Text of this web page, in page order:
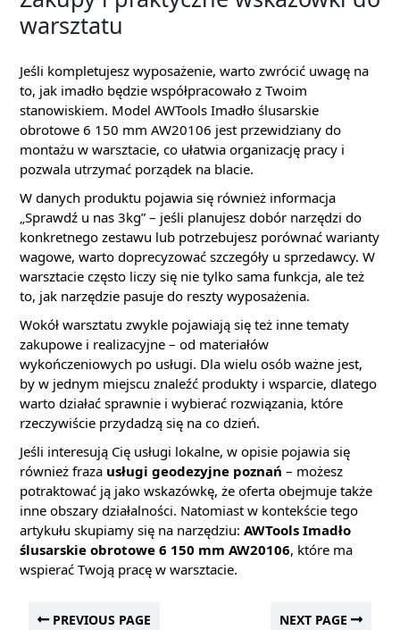
warsztatu
Jeśli kompletujesz wyposażenie, warto zwrócić uwagę na
to, jak imadło będzie współpracowało z Twoim
stanowiskiem. Model AWTools Imadło ślusarskie
obrotowe 6 150 mm AW20106 jest przewidziany do
montażu w warsztacie, co ułatwia organizację pracy i
pozwala utrzymać porządek na blacie.
W danych produktu pojawia się również informacja
„Sprawdź u nas 3kg” – jeśli planujesz dobór narzędzi do
konkretnego zestawu lub potrzebujesz porównać warianty
wagowe, warto doprecyzować szczegóły u sprzedawcy. W
warsztacie często liczy się nie tylko sama funkcja, ale też
to, jak narzędzie pasuje do reszty wyposażenia.
Wokół warsztatu zwykle pojawiają się też inne tematy
zakupowe i realizacyjne – od materiałów
wykończeniowych po usługi. Dla wielu osób ważne jest,
by w jednym miejscu znaleźć produkty i wsparcie, dlatego
warto działać sprawnie i wybierać rozwiązania, które
rzeczywiście przydadzą się na co dzień.
Jeśli interesują Cię usługi lokalne, w opisie pojawia się
również fraza usługi geodezyjne poznań – możesz
potraktować ją jako wskazówkę, że oferta obejmuje także
inne obszary działalności. Natomiast w kontekście tego
artykułu skupiamy się na narzędziu: AWTools Imadło
ślusarskie obrotowe 6 150 mm AW20106, które ma
wspierać Twoją pracę w warsztacie.
PREVIOUS PAGE NEXT PAGE